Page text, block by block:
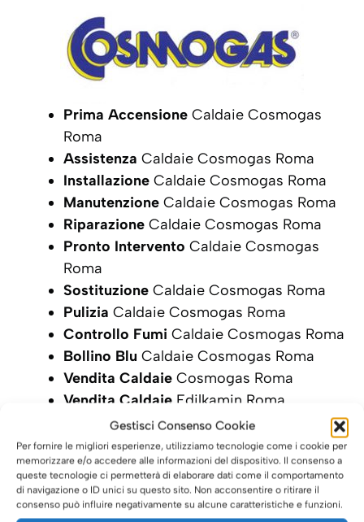
Gestisci Consenso Cookie
Per fornire le migliori esperienze, utilizziamo tecnologie come i cookie per
memorizzare e/o accedere alle informazioni del dispositivo. Il consenso a
queste tecnologie ci permetterà di elaborare dati come il comportamento
di navigazione o ID unici su questo sito. Non acconsentire o ritirare il
consenso può influire negativamente su alcune caratteristiche e funzioni.
Prima Accensione Caldaie Cosmogas
Roma
Assistenza Caldaie Cosmogas Roma
Installazione Caldaie Cosmogas Roma
Manutenzione Caldaie Cosmogas Roma
Riparazione Caldaie Cosmogas Roma
Pronto Intervento Caldaie Cosmogas
Roma
Sostituzione Caldaie Cosmogas Roma
Pulizia Caldaie Cosmogas Roma
Controllo Fumi Caldaie Cosmogas Roma
Bollino Blu Caldaie Cosmogas Roma
Vendita Caldaie Cosmogas Roma
Vendita Caldaie Edilkamin Roma
SCRIVI ORA LA TUA RICHIESTA DI
INTERVENTO